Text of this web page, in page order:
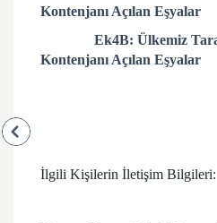
Kontenjanı Açılan Eşyalar
Ek4B: Ülkemiz
Kontenjanı Açılan Eşyalar
İlgili Kişilerin İletişim Bilgileri: